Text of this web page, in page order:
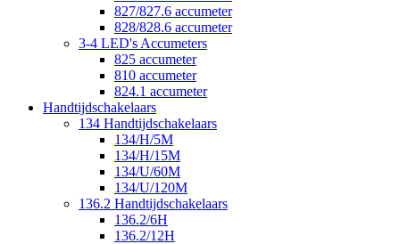
827/827.6 accumeter
828/828.6 accumeter
3-4 LED's Accumeters
825 accumeter
810 accumeter
824.1 accumeter
Handtijdschakelaars
134 Handtijdschakelaars
134/H/5M
134/H/15M
134/U/60M
134/U/120M
136.2 Handtijdschakelaars
136.2/6H
136.2/12H